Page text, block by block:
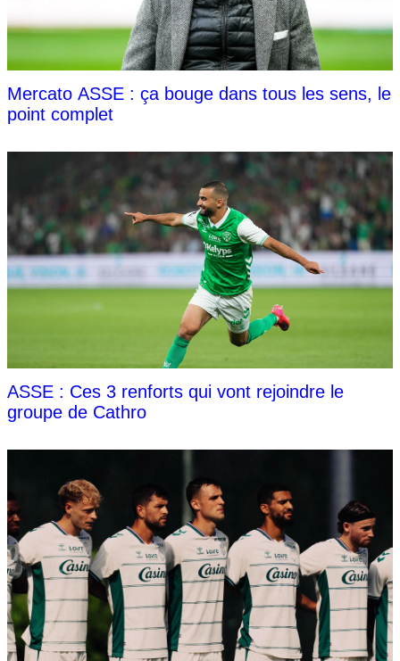
Mercato ASSE : ça bouge dans tous les sens, le
point complet
ASSE : Ces 3 renforts qui vont rejoindre le
groupe de Cathro